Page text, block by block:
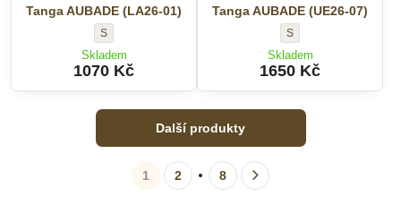
Tanga AUBADE (LA26-01)
Tanga
AUBADE
(LA26-
S
Skladem
1070 Kč
Tanga AUBADE (UE26-07)
Tanga
AUBADE
(UE26-
S
Skladem
1650 Kč
Další produkty
1 2 8